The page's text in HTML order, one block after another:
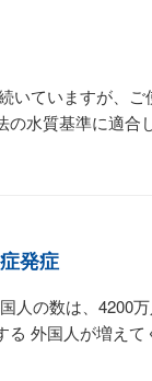
いていますが、
水質基準に適
発症
人の数は、4200
外国人が増え